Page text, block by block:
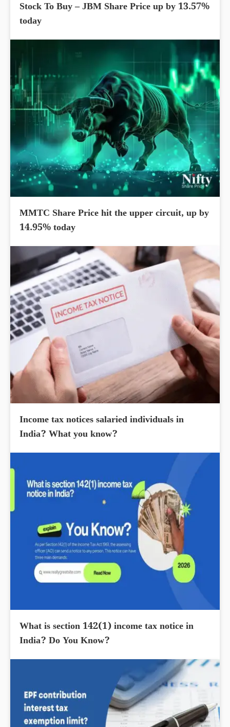
Stock To Buy – JBM Share Price up by 13.57%
today
MMTC Share Price hit the upper circuit, up by
14.95% today
Income tax notices salaried individuals in
India? What you know?
What is section 142(1) income tax notice in
India? Do You Know?